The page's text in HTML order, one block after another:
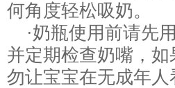
何角度轻松吸奶。
·奶瓶使用前请先
并定期检查奶嘴，
勿让宝宝在无成年